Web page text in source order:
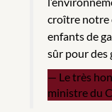
croître notre
enfants de
sûr pour des
Le très
ministre du